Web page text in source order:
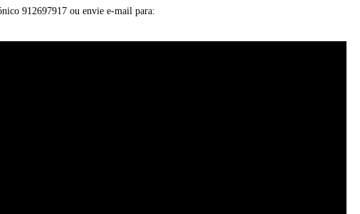
912697917 ou envie e-mail para: